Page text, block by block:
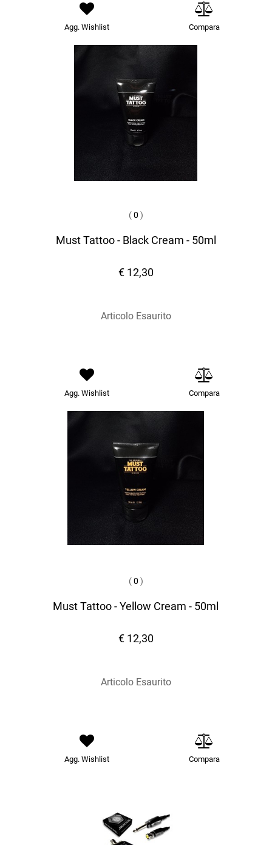
Agg. Wishlist Compara
(0 )
Must Tattoo - Black Cream - 50ml
€ 12,30
Articolo Esaurito
Agg. Wishlist Compara
(0 )
Must Tattoo - Yellow Cream - 50ml
€ 12,30
Articolo Esaurito
Agg. Wishlist Compara